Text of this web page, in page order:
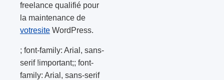
freelance qualifié pour
la maintenance de
votresite WordPress.
; font-family: Arial, sans-
serif !important;; font-
family: Arial, sans-serif